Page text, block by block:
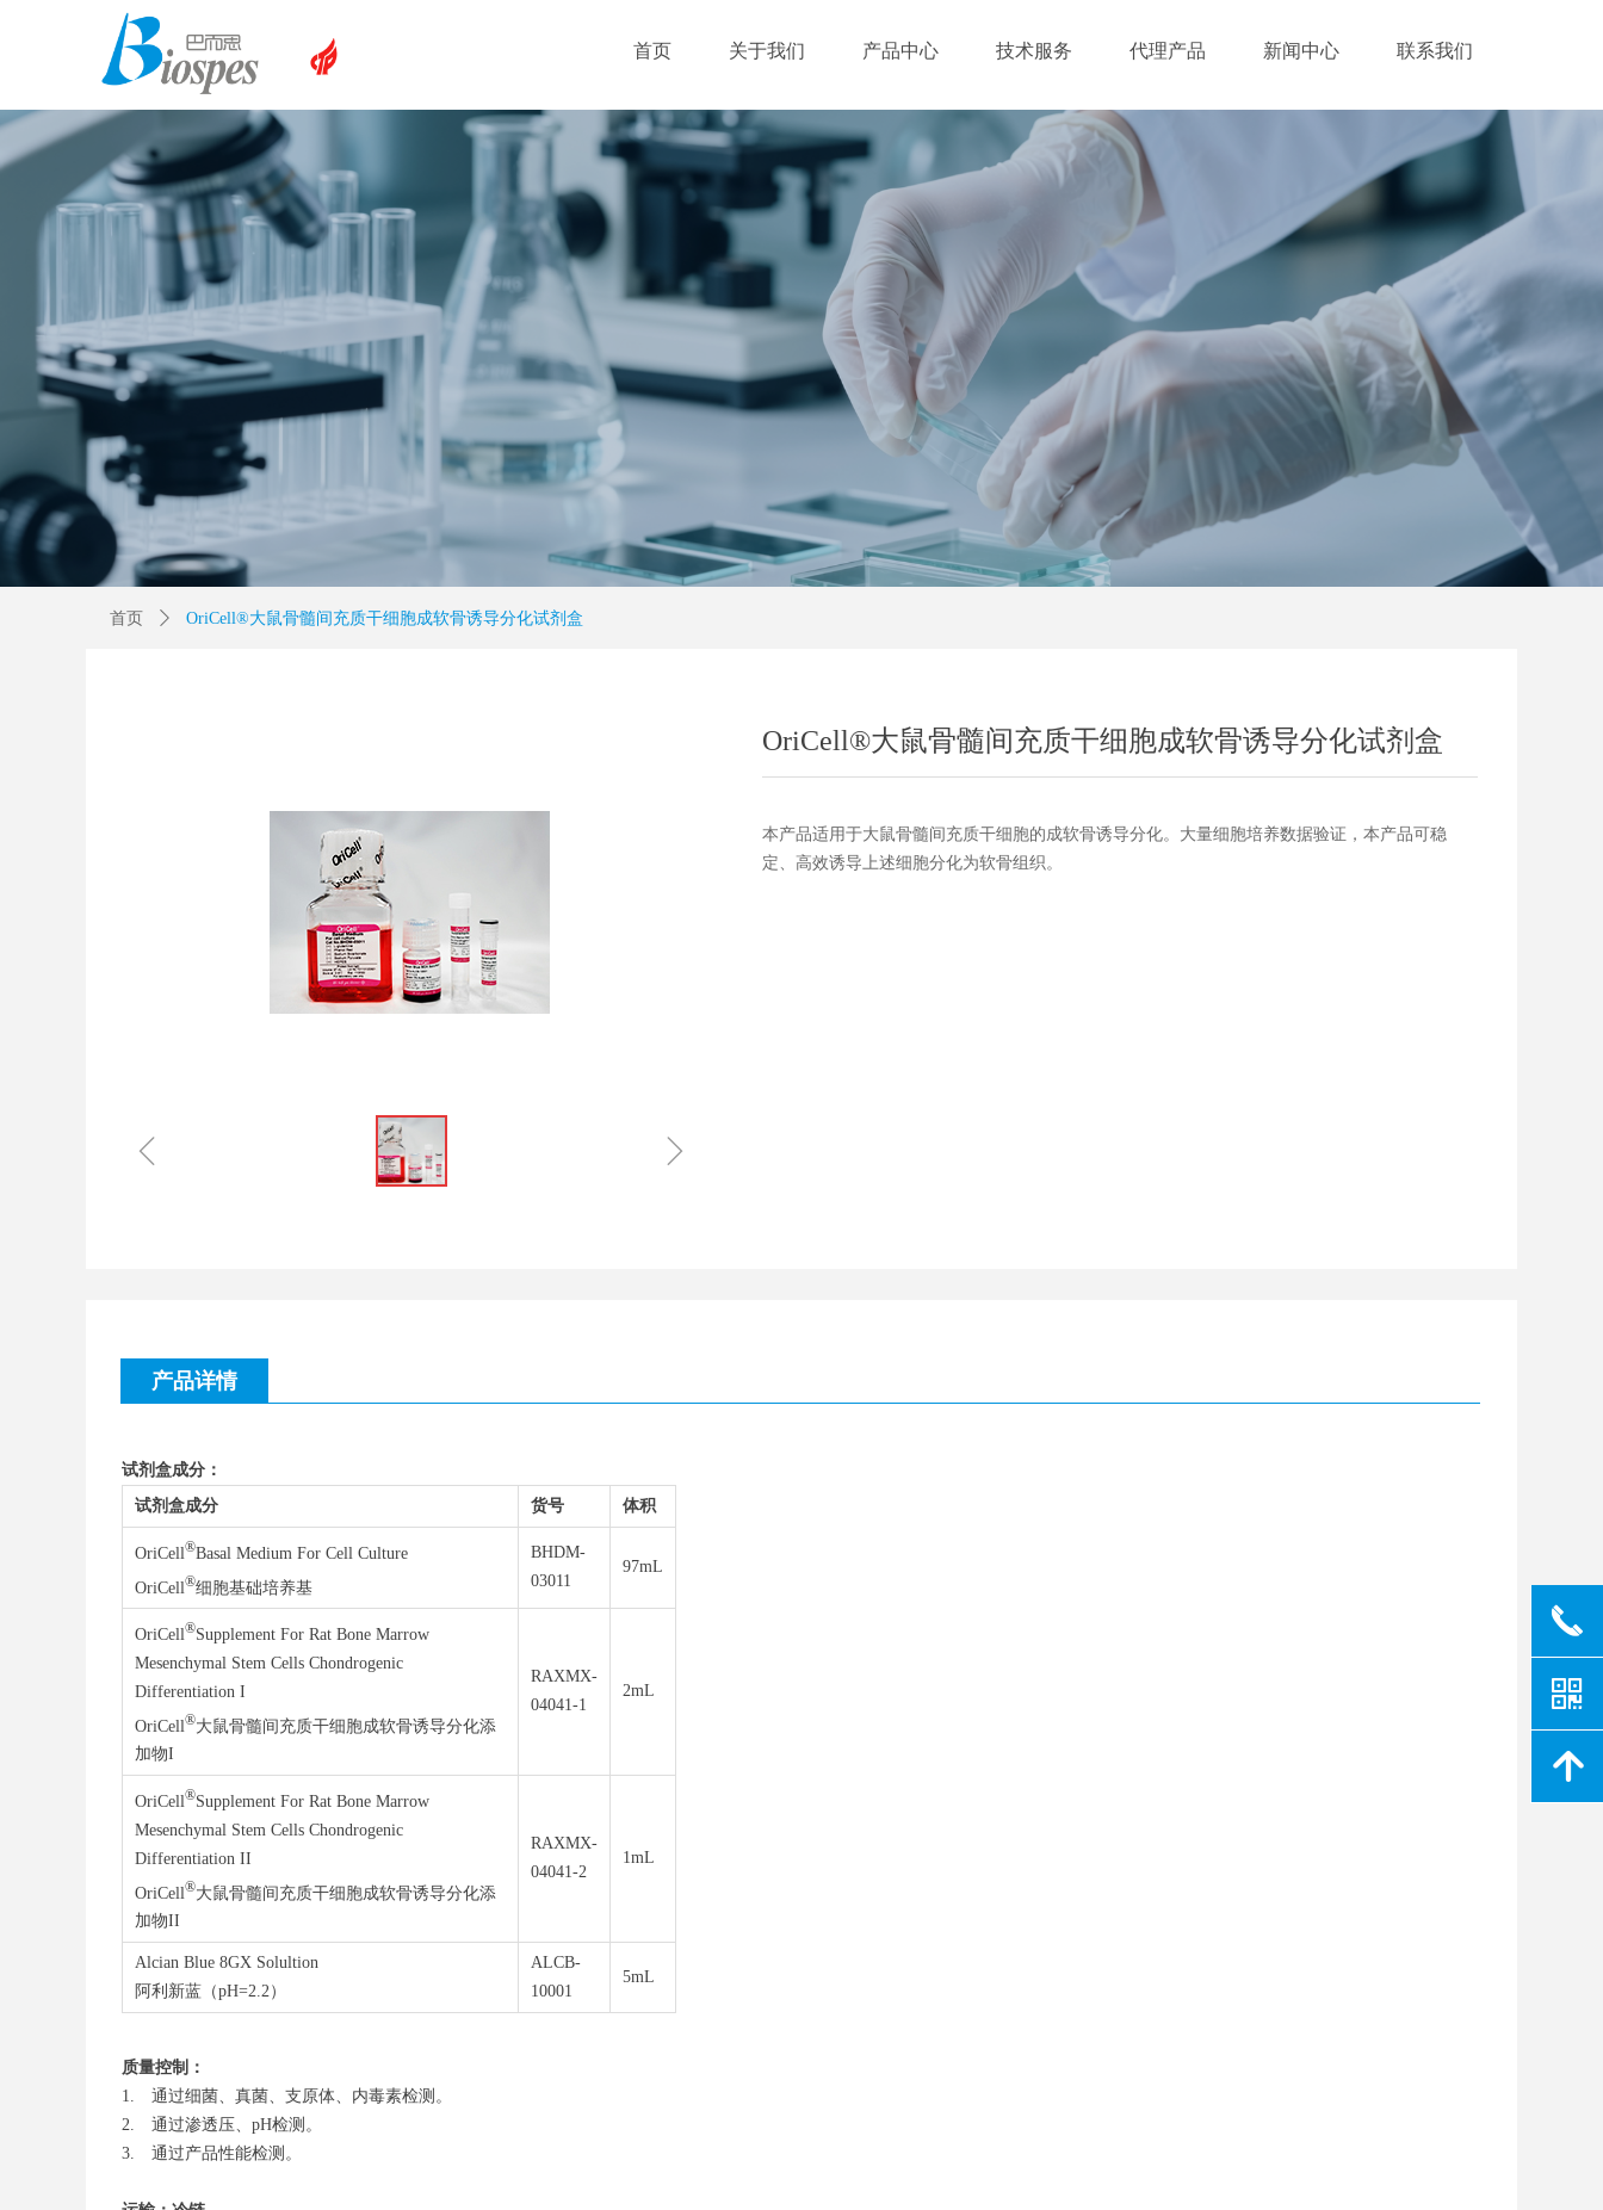
首页 关于我们 产品中心 技术服务 代理产品 新闻中心 联系我们
首页 ꄲ OriCell®大鼠骨髓间充质干细胞成软骨诱导分化试剂盒
ꁆ ꁇ
OriCell®大鼠骨髓间充质干细胞成软骨诱导分化试剂盒
本产品适用于大鼠骨髓间充质干细胞的成软骨诱导分化。大量细胞培养数据验证，本产品可稳
定、高效诱导上述细胞分化为软骨组织。
产品详情
试剂盒成分：
试剂盒成分
货号 体积
OriCell®Basal Medium For Cell Culture
OriCell®细胞基础培养基
BHDM-
03011
97mL
OriCell®Supplement For Rat Bone Marrow
Mesenchymal Stem Cells Chondrogenic
Differentiation I
OriCell®大鼠骨髓间充质干细胞成软骨诱导分化添
加物I
RAXMX-
04041-1
2mL
OriCell®Supplement For Rat Bone Marrow
Mesenchymal Stem Cells Chondrogenic
Differentiation II
OriCell®大鼠骨髓间充质干细胞成软骨诱导分化添
加物II
RAXMX-
04041-2
1mL
Alcian Blue 8GX Solultion
阿利新蓝（pH=2.2）
ALCB-
10001
5mL
质量控制：
1. 通过细菌、真菌、支原体、内毒素检测。
2. 通过渗透压、pH检测。
3. 通过产品性能检测。
끅
낃
녕